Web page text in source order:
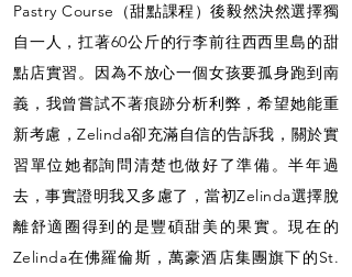
Pastry Course（甜點課程）後毅然決然選擇獨
自一人，扛著60公斤的行李前往西西里島的甜
點店實習。因為不放心一個女孩要孤身跑到南
義，我曾嘗試不著痕跡分析利弊，希望她能重
新考慮，Zelinda卻充滿自信的告訴我，關於實
習單位她都詢問清楚也做好了準備。半年過
去，事實證明我又多慮了，當初Zelinda選擇脫
離舒適圈得到的是豐碩甜美的果實。現在的
Zelinda在佛羅倫斯，萬豪酒店集團旗下的St.